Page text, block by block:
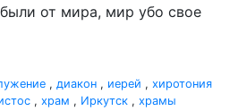
от мира, мир убо свое
, диакон , иерей , хиротония
, храм , Иркутск , храмы